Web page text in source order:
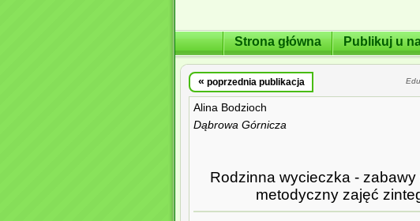
Strona główna Publikuj u
« poprzednia publikacja
Alina Bodzioch
Dąbrowa Górnicza
Rodzinna wycieczka -
metodyczny zajęć